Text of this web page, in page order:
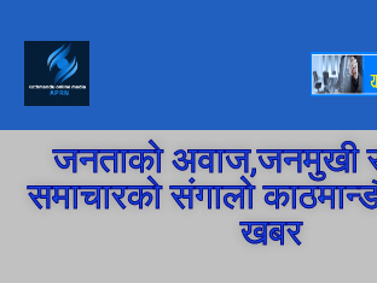
जनताको अवाज,जनमुखी
समाचारको संगालो
खबर